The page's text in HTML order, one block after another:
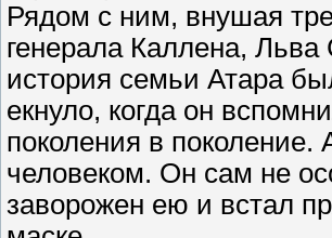
Рядом с ним, внушая
генерала Каллена,
история семьи Атара
екнуло, когда он
поколения в
человеком. Он сам не
заворожен ею и встал